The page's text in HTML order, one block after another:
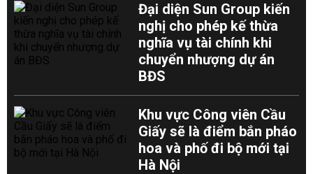
Đại diện Sun Group kiến
nghị cho phép kế thừa
nghĩa vụ tài chính khi
chuyển nhượng dự án
BĐS
Khu vực Công viên Cầu
Giấy sẽ là điểm bắn pháo
hoa và phố đi bộ mới tại
Hà Nội